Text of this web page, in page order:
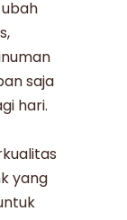
saja
hari.
yang